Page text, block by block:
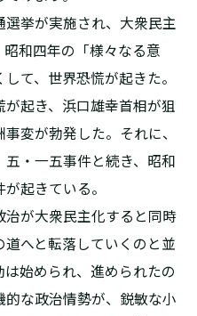
挙が実施され、大衆民主
和四年の「様々なる意
て、世界恐慌が起きた。
起き、浜口雄幸首相が狙
変が勃発した。それに、
・一五事件と続き、昭和
起きている。
が大衆民主化すると同時
へと転落していくのと並
始められ、進められたの
な政治情勢が、鋭敏な小